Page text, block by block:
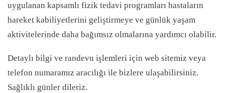
uygulanan kapsamlı fizik tedavi programları hastaların
hareket kabiliyetlerini geliştirmeye ve günlük yaşam
aktivitelerinde daha bağımsız olmalarına yardımcı olabilir.
Detaylı bilgi ve randevu işlemleri için web sitemiz veya
telefon numaramız aracılığı ile bizlere ulaşabilirsiniz.
Sağlıklı günler dileriz.